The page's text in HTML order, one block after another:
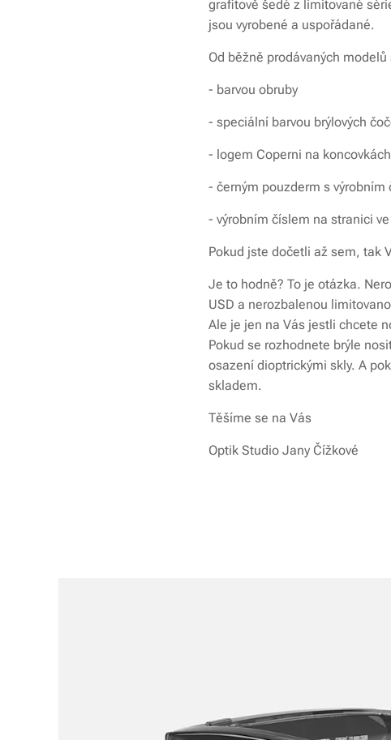
grafitově šedé z limitované
jsou vyrobené a uspořádané.
Od běžně prodávaných modelů
- barvou obruby
- speciální barvou brýlových
- logem Coperni na
- černým pouzderm s
- výrobním číslem na stranici
Pokud jste dočetli až sem, tak
Je to hodně? To je otázka.
USD a nerozbalenou
Ale je jen na Vás jestli chcete
Pokud se rozhodnete brýle
osazení dioptrickými skly. A
skladem.
Těšíme se na Vás
Optik Studio Jany Čížkové